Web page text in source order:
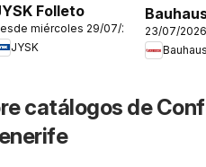
Folleto
miércoles 29/07/2026
JYSK
23/07/
Bauhaus
catálogos de